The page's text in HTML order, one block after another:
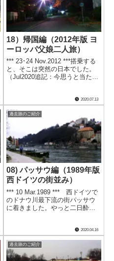
18）帰国編（2012年版 ヨ
ーロッパ父娘二人旅）
*** 23･24 Nov.2012 ***搭乗する
と、そこは突然の日本でした。
（Jul2020追記：今思うと当たり
う感じたのでしょうね。）*やは
り体調が思わしくなく、身体が
火照って暑.....
2020.07.13
過去旅のご紹介
08) パッサウ編（1989年版
西ドイツの街並み）
*** 10 Mar.1989 *** 西ドイツで
のドナウ川最下流の街パッサウ
に着きました。やっと二日酔い
川の合流点でもあります。* 狭
い道を抜けてドナウ川に出まし
た。 ウルムのドナウ.....
2020.04.16
過去旅のご紹介